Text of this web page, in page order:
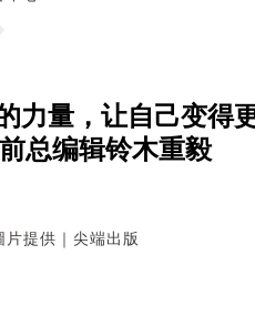
力量，让自己变
总编辑铃木重毅
片提供｜尖端出版